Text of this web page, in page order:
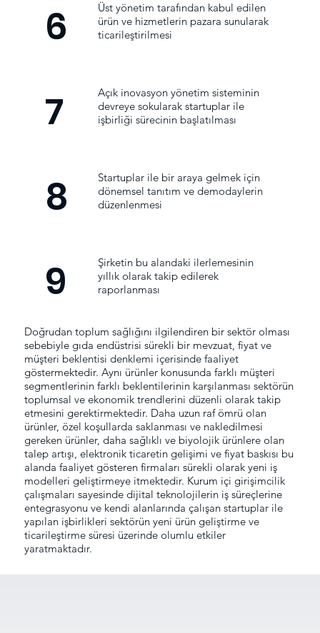
Doğrudan toplum sağlığını ilgilendiren bir sektör olması
sebebiyle gıda endüstrisi sürekli bir mevzuat, fiyat ve
müşteri beklentisi denklemi içerisinde faaliyet
göstermektedir. Aynı ürünler konusunda farklı müşteri
segmentlerinin farklı beklentilerinin karşılanması sektörün
toplumsal ve ekonomik trendlerini düzenli olarak takip
etmesini gerektirmektedir. Daha uzun raf ömrü olan
ürünler, özel koşullarda saklanması ve nakledilmesi
gereken ürünler, daha sağlıklı ve biyolojik ürünlere olan
talep artışı, elektronik ticaretin gelişimi ve fiyat baskısı bu
alanda faaliyet gösteren firmaları sürekli olarak yeni iş
modelleri geliştirmeye itmektedir. Kurum içi girişimcilik
çalışmaları sayesinde dijital teknolojilerin iş süreçlerine
entegrasyonu ve kendi alanlarında çalışan startuplar ile
yapılan işbirlikleri sektörün yeni ürün geliştirme ve
ticarileştirme süresi üzerinde olumlu etkiler
yaratmaktadır.
6
Üst yönetim tarafından kabul edilen
ürün ve hizmetlerin pazara sunularak
ticarileştirilmesi
7
Açık inovasyon yönetim sisteminin
devreye sokularak startuplar ile
işbirliği sürecinin başlatılması
8
Startuplar ile bir araya gelmek için
dönemsel tanıtım ve demodaylerin
düzenlenmesi
9
Şirketin bu alandaki ilerlemesinin
yıllık olarak takip edilerek
raporlanması